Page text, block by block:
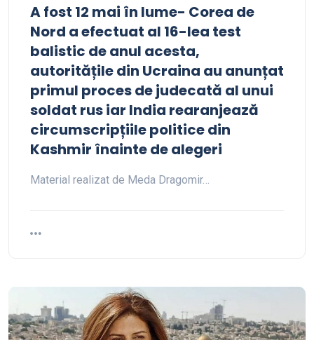
A fost 12 mai în lume- Corea de
Nord a efectuat al 16-lea test
balistic de anul acesta,
autoritățile din Ucraina au anunțat
primul proces de judecată al unui
soldat rus iar India rearanjează
circumscripțiile politice din
Kashmir înainte de alegeri
Material realizat de Meda Dragomir…